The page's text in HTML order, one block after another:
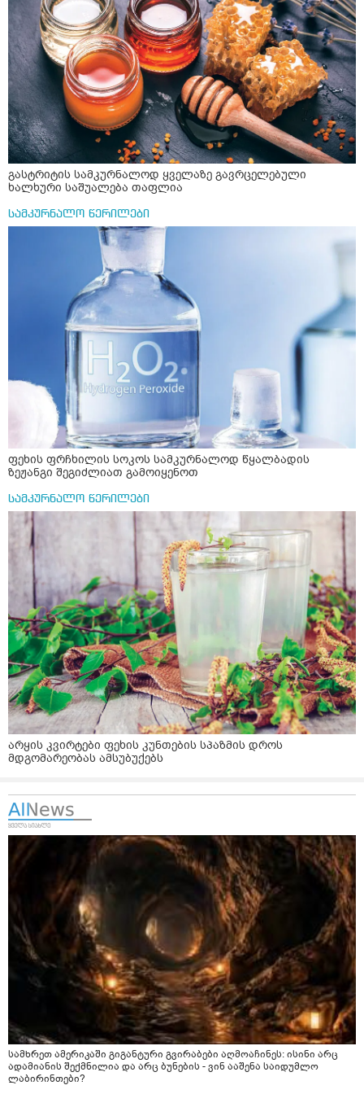
მანიპულაციები რომ თავს მოიკლავდა თუ წამოვიდოდი
მისგან ეს ტოქსიკური ურთიერთობა დავასრულე ეხლა
ისებ ასე ვარ თავბრუხვევებით და როგორ მოვიქცეე
არვიცი ბოდიში ცოყა არულად მიწერია
შეიცავო დიდი ოდენობით ოქსალატებს და თირკმელში
გააჩენსო კენჭებს. ზუსტად ვერ გავიგე როგორ
მოვამზადო უსაფრთხოდ. 2) მეორე ვარიანტი
მაინტერესებს რძესთან ერთად მიღება: რძეში ჩავყარო
ერთი სუფრის კოვზის მეოთხედი ფხვნილი კურკუმა და
ჩავყარო ცოტა შავი პილპილი და ავადუღო თუ ჯერ რძე
ავადუღო, ცოტა გათბეს და მერე ჩავყარო კურკუმა? და
საღამოს ვახშამზე რომ მივიღო თუ შეიძლება? P.S მიზანი
არის ანთების საწინააღმდეგო,ანტიოქსიდანტური და
დამამშვიდებელი( მშვიდი ძილისთვის)
გასტრიტის სამკურნალოდ ყველაზე გავრცელებული
ხალხური საშუალება თაფლია
სამკურნალო წერილები
ფეხის ფრჩხილის სოკოს სამკურნალოდ წყალბადის
ზეჟანგი შეგიძლიათ გამოიყენოთ
სამკურნალო წერილები
არყის კვირტები ფეხის კუნთების სპაზმის დროს
მდგომარეობას ამსუბუქებს
სამხრეთ ამერიკაში გიგანტური გვირაბები აღმოაჩინეს: ისინი არც
ადამიანის შექმნილია და არც ბუნების - ვინ ააშენა საიდუმლო
ლაბირინთები?